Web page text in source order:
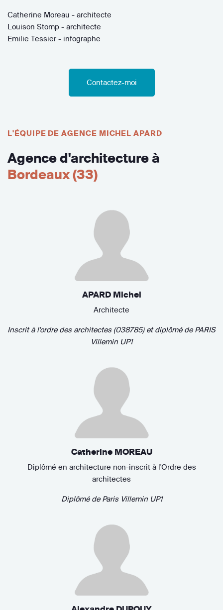
Catherine Moreau - architecte
Louison Stomp - architecte
Emilie Tessier - infographe
Contactez-moi
L'ÉQUIPE DE AGENCE MICHEL APARD
Agence d'architecture à
Bordeaux (33)
APARD Michel
Architecte
Inscrit à l'ordre des architectes (038785) et diplômé dePARIS
Villemin UP1
Catherine MOREAU
Diplômé en architecture non-inscrit à l'Ordre des
architectes
Diplômé deParis Villemin UP1